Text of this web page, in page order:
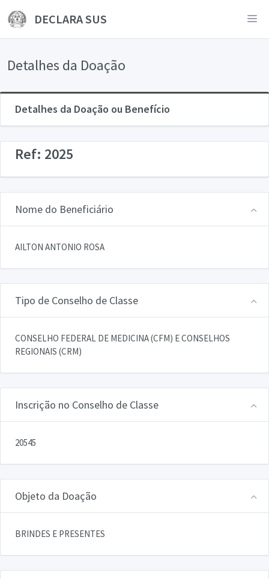
DECLARA SUS
Detalhes da Doação
Detalhes da Doação ou Benefício
Ref: 2025
Nome do Beneficiário
AILTON ANTONIO ROSA
Tipo de Conselho de Classe
CONSELHO FEDERAL DE MEDICINA (CFM) E CONSELHOS
REGIONAIS (CRM)
Inscrição no Conselho de Classe
20545
Objeto da Doação
BRINDES E PRESENTES